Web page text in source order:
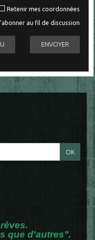
Retenir mes coordonnées
au fil de discussion
que d'autres".